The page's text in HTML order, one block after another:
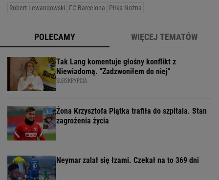
Robert Lewandowski FC Barcelona Piłka Nożna
POLECAMY WIĘCEJ TEMATÓW
Tak Lang komentuje głośny konflikt z
Niewiadomą. "Zadzwoniłem do niej"
SUBSKRYPCJA
Żona Krzysztofa Piątka trafiła do szpitala. Stan
zagrożenia życia
Neymar zalał się łzami. Czekał na to 369 dni